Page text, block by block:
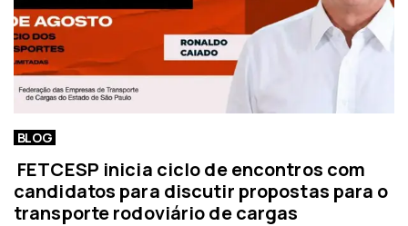
BLOG
FETCESP inicia ciclo de encontros com
candidatos para discutir propostas para o
transporte rodoviário de cargas